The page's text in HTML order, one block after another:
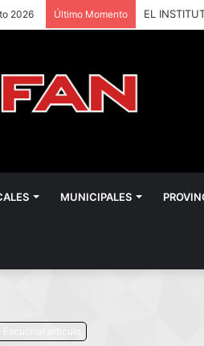
2026 Último Momento
MUNICIPALES
Escuchar artículo